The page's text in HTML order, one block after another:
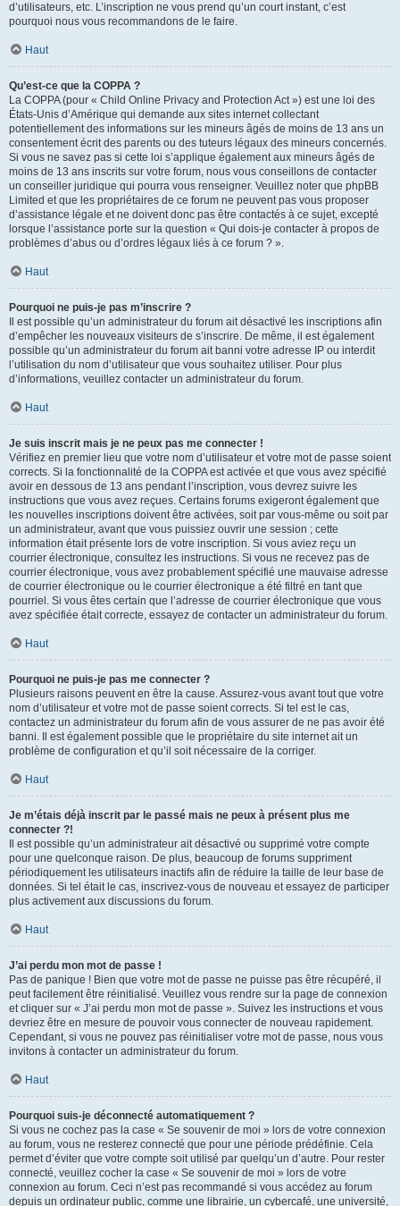
d’utilisateurs, etc. L’inscription ne vous prend qu’un court instant, c’est
pourquoi nous vous recommandons de le faire.
Haut
Qu’est-ce que la COPPA ?
La COPPA (pour « Child Online Privacy and Protection Act ») est une loi des
États-Unis d’Amérique qui demande aux sites internet collectant
potentiellement des informations sur les mineurs âgés de moins de 13 ans un
consentement écrit des parents ou des tuteurs légaux des mineurs concernés.
Si vous ne savez pas si cette loi s’applique également aux mineurs âgés de
moins de 13 ans inscrits sur votre forum, nous vous conseillons de contacter
un conseiller juridique qui pourra vous renseigner. Veuillez noter que phpBB
Limited et que les propriétaires de ce forum ne peuvent pas vous proposer
d’assistance légale et ne doivent donc pas être contactés à ce sujet, excepté
lorsque l’assistance porte sur la question « Qui dois-je contacter à propos de
problèmes d’abus ou d’ordres légaux liés à ce forum ? ».
Haut
Pourquoi ne puis-je pas m’inscrire ?
Il est possible qu’un administrateur du forum ait désactivé les inscriptions afin
d’empêcher les nouveaux visiteurs de s’inscrire. De même, il est également
possible qu’un administrateur du forum ait banni votre adresse IP ou interdit
l’utilisation du nom d’utilisateur que vous souhaitez utiliser. Pour plus
d’informations, veuillez contacter un administrateur du forum.
Haut
Je suis inscrit mais je ne peux pas me connecter !
Vérifiez en premier lieu que votre nom d’utilisateur et votre mot de passe soient
corrects. Si la fonctionnalité de la COPPA est activée et que vous avez spécifié
avoir en dessous de 13 ans pendant l’inscription, vous devrez suivre les
instructions que vous avez reçues. Certains forums exigeront également que
les nouvelles inscriptions doivent être activées, soit par vous-même ou soit par
un administrateur, avant que vous puissiez ouvrir une session ; cette
information était présente lors de votre inscription. Si vous aviez reçu un
courrier électronique, consultez les instructions. Si vous ne recevez pas de
courrier électronique, vous avez probablement spécifié une mauvaise adresse
de courrier électronique ou le courrier électronique a été filtré en tant que
pourriel. Si vous êtes certain que l’adresse de courrier électronique que vous
avez spécifiée était correcte, essayez de contacter un administrateur du forum.
Haut
Pourquoi ne puis-je pas me connecter ?
Plusieurs raisons peuvent en être la cause. Assurez-vous avant tout que votre
nom d’utilisateur et votre mot de passe soient corrects. Si tel est le cas,
contactez un administrateur du forum afin de vous assurer de ne pas avoir été
banni. Il est également possible que le propriétaire du site internet ait un
problème de configuration et qu’il soit nécessaire de la corriger.
Haut
Je m’étais déjà inscrit par le passé mais ne peux à présent plus me
connecter ?!
Il est possible qu’un administrateur ait désactivé ou supprimé votre compte
pour une quelconque raison. De plus, beaucoup de forums suppriment
périodiquement les utilisateurs inactifs afin de réduire la taille de leur base de
données. Si tel était le cas, inscrivez-vous de nouveau et essayez de participer
plus activement aux discussions du forum.
Haut
J’ai perdu mon mot de passe !
Pas de panique ! Bien que votre mot de passe ne puisse pas être récupéré, il
peut facilement être réinitialisé. Veuillez vous rendre sur la page de connexion
et cliquer sur « J’ai perdu mon mot de passe ». Suivez les instructions et vous
devriez être en mesure de pouvoir vous connecter de nouveau rapidement.
Cependant, si vous ne pouvez pas réinitialiser votre mot de passe, nous vous
invitons à contacter un administrateur du forum.
Haut
Pourquoi suis-je déconnecté automatiquement ?
Si vous ne cochez pas la case « Se souvenir de moi » lors de votre connexion
au forum, vous ne resterez connecté que pour une période prédéfinie. Cela
permet d’éviter que votre compte soit utilisé par quelqu’un d’autre. Pour rester
connecté, veuillez cocher la case « Se souvenir de moi » lors de votre
connexion au forum. Ceci n’est pas recommandé si vous accédez au forum
depuis un ordinateur public, comme une librairie, un cybercafé, une université,